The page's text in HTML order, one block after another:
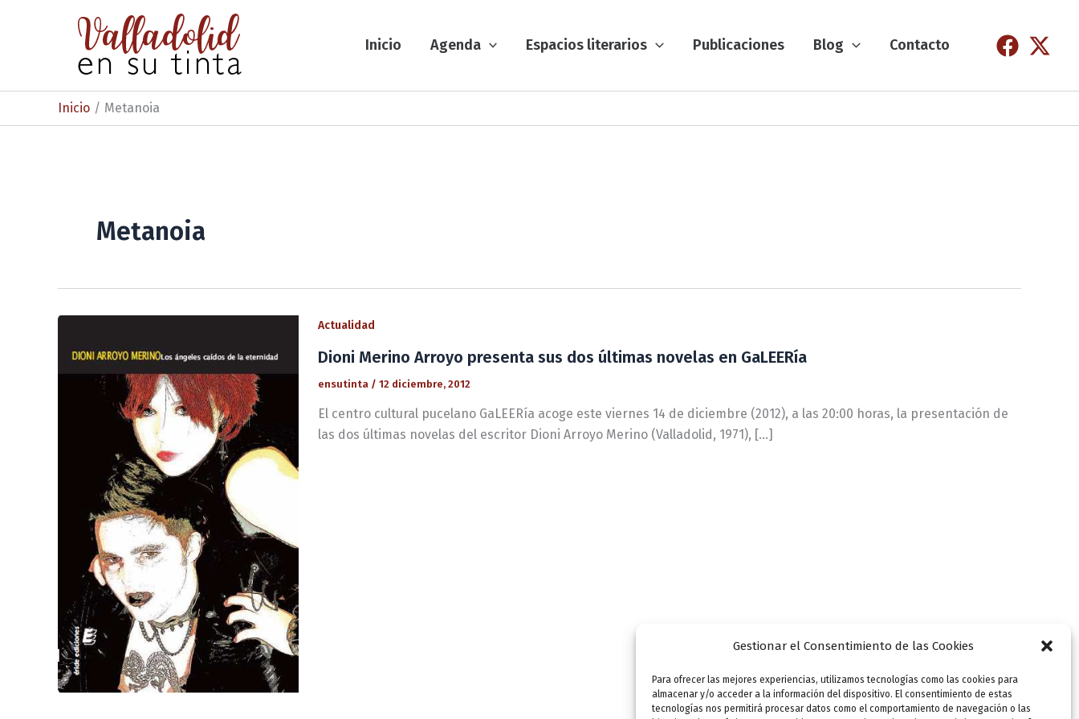
Gestionar el Consentimiento de las Cookies
Para ofrecer las mejores experiencias, utilizamos tecnologías como las cookies para
almacenar y/o acceder a la información del dispositivo. El consentimiento de estas
tecnologías nos permitirá procesar datos como el comportamiento de navegación o las
Inicio Agenda Espacios literarios Publicaciones Blog Contacto
Inicio Metanoia
Metanoia
Actualidad
Dioni Merino Arroyo presenta sus dos últimas novelas en GaLEERía
ensutinta / 12 diciembre, 2012
El centro cultural pucelano GaLEERía acoge este viernes 14 de diciembre (2012), a las 20:00 horas, la presentación de
las dos últimas novelas del escritor Dioni Arroyo Merino (Valladolid, 1971), […]